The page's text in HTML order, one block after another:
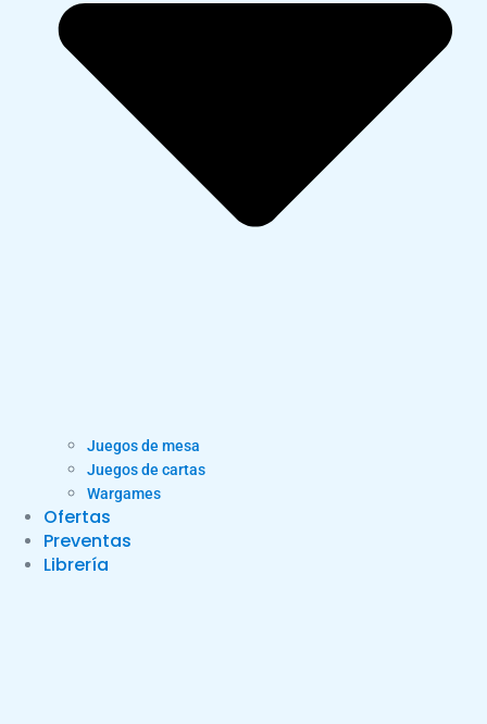
Juegos de mesa
Juegos de cartas
Wargames
Ofertas
Preventas
Librería